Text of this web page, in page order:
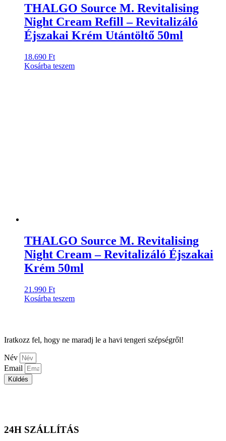
THALGO Source M. Revitalising
Night Cream Refill – Revitalizáló
Éjszakai Krém Utántöltő 50ml
18.690 Ft
Kosárba teszem
THALGO Source M. Revitalising
Night Cream – Revitalizáló Éjszakai
Krém 50ml
21.990 Ft
Kosárba teszem
Iratkozz fel, hogy ne maradj le a havi tengeri szépségről!
Név
Email
Küldés
24H SZÁLLÍTÁS